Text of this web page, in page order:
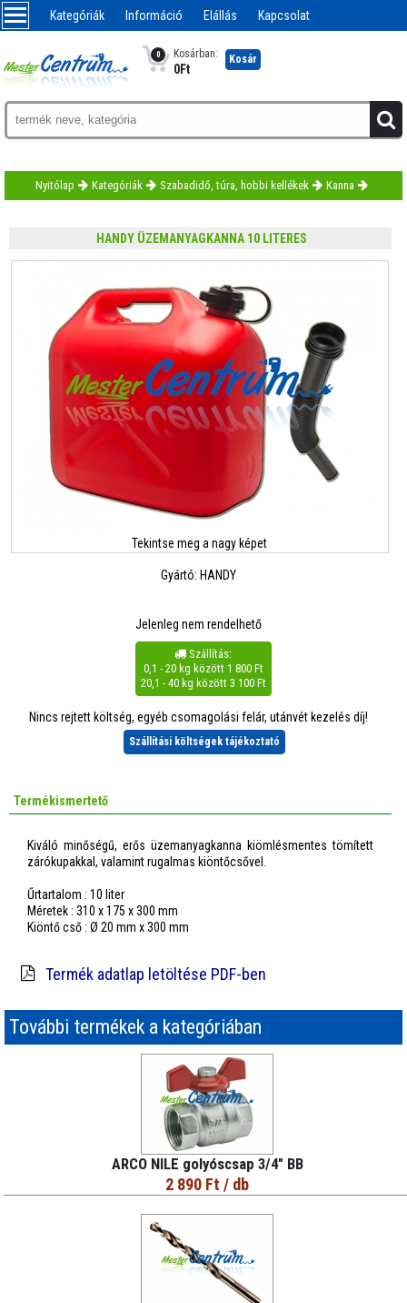
Kategóriák Információ Elállás Kapcsolat
0 Kosárban:
0Ft
Kosár
Nyitólap Kategóriák Szabadidő, túra, hobbi kellékek Kanna
HANDY ÜZEMANYAGKANNA 10 LITERES
Tekintse meg a nagy képet
Gyártó: HANDY
Jelenleg nem rendelhető
 Szállítás:
0,1 - 20 kg között 1 800 Ft
20,1 - 40 kg között 3 100 Ft
Nincs rejtett költség, egyéb csomagolási felár, utánvét kezelés díj!
Szállítási költségek tájékoztató
Termékismertető
Kiváló minőségű, erős üzemanyagkanna kiömlésmentes tömített
zárókupakkal, valamint rugalmas kiöntőcsővel.
Űrtartalom : 10 liter
Méretek : 310 x 175 x 300 mm
Kiöntő cső : Ø 20 mm x 300 mm
Termék adatlap letöltése PDF-ben
További termékek a kategóriában
ARCO NILE golyóscsap 3/4" BB
2 890 Ft / db